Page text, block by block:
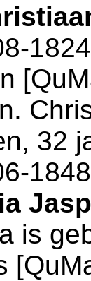
, 32
is